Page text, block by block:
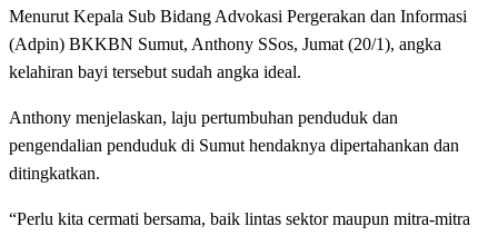
Menurut Kepala Sub Bidang Advokasi Pergerakan dan Informasi
(Adpin) BKKBN Sumut, Anthony SSos, Jumat (20/1), angka
kelahiran bayi tersebut sudah angka ideal.
Anthony menjelaskan, laju pertumbuhan penduduk dan
pengendalian penduduk di Sumut hendaknya dipertahankan dan
ditingkatkan.
“Perlu kita cermati bersama, baik lintas sektor maupun mitra-mitra